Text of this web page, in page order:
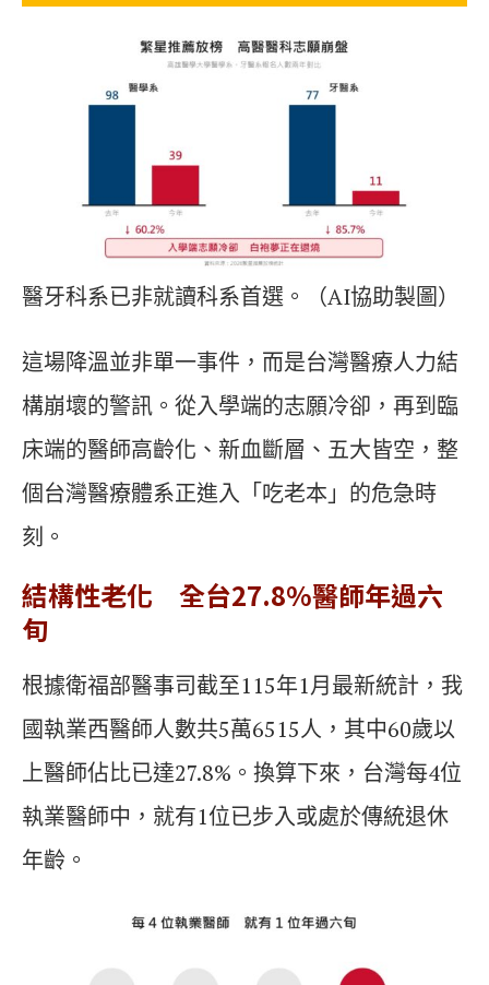
醫牙科系已非就讀科系首選。（AI協助製圖）
這場降溫並非單一事件，而是台灣醫療人力結
構崩壞的警訊。從入學端的志願冷卻，再到臨
床端的醫師高齡化、新血斷層、五大皆空，整
個台灣醫療體系正進入「吃老本」的危急時
刻。
結構性老化 全台27.8%醫師年過六
旬
根據衛福部醫事司截至115年1月最新統計，我
國執業西醫師人數共5萬6515人，其中60歲以
上醫師佔比已達27.8%。換算下來，台灣每4位
執業醫師中，就有1位已步入或處於傳統退休
年齡。